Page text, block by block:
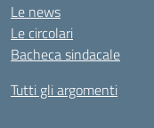
Le news
Le circolari
Bacheca sindacale
Tutti gli argomenti